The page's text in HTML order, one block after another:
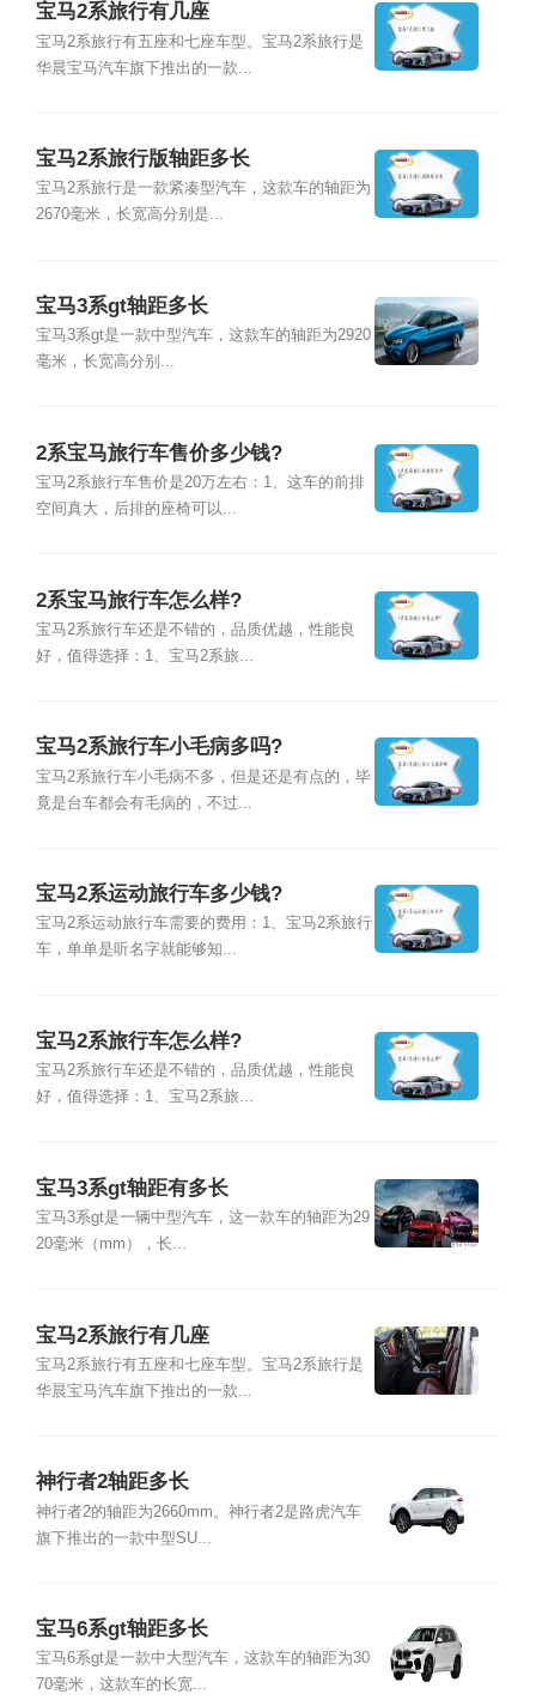
宝马2系旅行有几座
宝马2系旅行有五座和七座车型。宝马2系旅行是
华晨宝马汽车旗下推出的一款...
宝马2系旅行版轴距多长
宝马2系旅行是一款紧凑型汽车，这款车的轴距为
2670毫米，长宽高分别是...
宝马3系gt轴距多长
宝马3系gt是一款中型汽车，这款车的轴距为2920
毫米，长宽高分别...
2系宝马旅行车售价多少钱?
宝马2系旅行车售价是20万左右：1、这车的前排
空间真大，后排的座椅可以...
2系宝马旅行车怎么样?
宝马2系旅行车还是不错的，品质优越，性能良
好，值得选择：1、宝马2系旅...
宝马2系旅行车小毛病多吗?
宝马2系旅行车小毛病不多，但是还是有点的，毕
竟是台车都会有毛病的，不过...
宝马2系运动旅行车多少钱?
宝马2系运动旅行车需要的费用：1、宝马2系旅行
车，单单是听名字就能够知...
宝马2系旅行车怎么样?
宝马2系旅行车还是不错的，品质优越，性能良
好，值得选择：1、宝马2系旅...
宝马3系gt轴距有多长
宝马3系gt是一辆中型汽车，这一款车的轴距为29
20毫米（mm），长...
宝马2系旅行有几座
宝马2系旅行有五座和七座车型。宝马2系旅行是
华晨宝马汽车旗下推出的一款...
神行者2轴距多长
神行者2的轴距为2660mm。神行者2是路虎汽车
旗下推出的一款中型SU...
宝马6系gt轴距多长
宝马6系gt是一款中大型汽车，这款车的轴距为30
70毫米，这款车的长宽...